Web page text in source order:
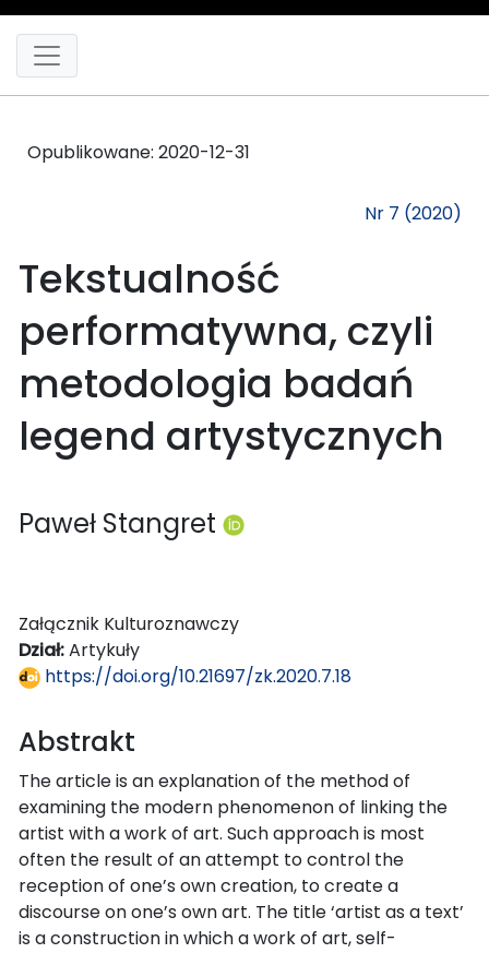
Opublikowane: 2020-12-31
Nr 7 (2020)
Tekstualność
performatywna, czyli
metodologia badań
legend artystycznych
Paweł Stangret
Załącznik Kulturoznawczy
Dział:Artykuły
https://doi.org/10.21697/zk.2020.7.18
Abstrakt
The article is an explanation of the method of
examining the modern phenomenon of linking the
artist with a work of art. Such approach is most
often the result of an attempt to control the
reception of one’s own creation, to create a
discourse on one’s own art. The title ‘artist as a text’
is a construction in which a work of art, self-